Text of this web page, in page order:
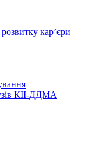
кар’єри
КІІ-ДДМА